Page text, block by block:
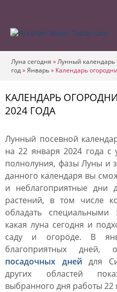
Луна сегодня »Лунный календарь
год»Январь» Календарь
КАЛЕНДАРЬ
2024 ГОДА
Лунный посевной
на 22 января 2024 года с
полнолуния, фазы Луны и
данного календаря вы
и неблагоприятные дни
растений, в том числе
обладать
какая луна сегодня и
саду и огороде. В
благоприятных
посадочных дней для
других областей
выбранного дня работы 22